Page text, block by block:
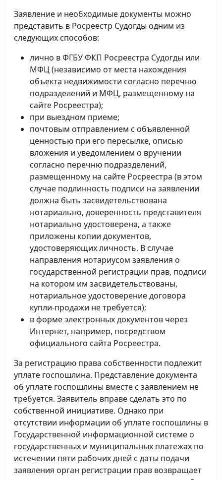
Заявление и необходимые документы можно
представить в Росреестр Судогды одним из
следующих способов:
лично в ФГБУ ФКП Росреестра Судогды или
МФЦ (независимо от места нахождения
объекта недвижимости согласно перечню
подразделений и МФЦ, размещенному на
сайте Росреестра);
при выездном приеме;
почтовым отправлением с объявленной
ценностью при его пересылке, описью
вложения и уведомлением о вручении
согласно перечню подразделений,
размещенному на сайте Росреестра (в этом
случае подлинность подписи на заявлении
должна быть засвидетельствована
нотариально, доверенность представителя
нотариально удостоверена, а также
приложены копии документов,
удостоверяющих личность. В случае
направления нотариусом заявления о
государственной регистрации прав, подписи
на котором им засвидетельствованы,
нотариальное удостоверение договора
купли-продажи не требуется);
в форме электронных документов через
Интернет, например, посредством
официального сайта Росреестра.
За регистрацию права собственности подлежит
уплате госпошлина. Представление документа
об уплате госпошлины вместе с заявлением не
требуется. Заявитель вправе сделать это по
собственной инициативе. Однако при
отсутствии информации об уплате госпошлины в
Государственной информационной системе о
государственных и муниципальных платежах по
истечении пяти рабочих дней с даты подачи
заявления орган регистрации прав возвращает